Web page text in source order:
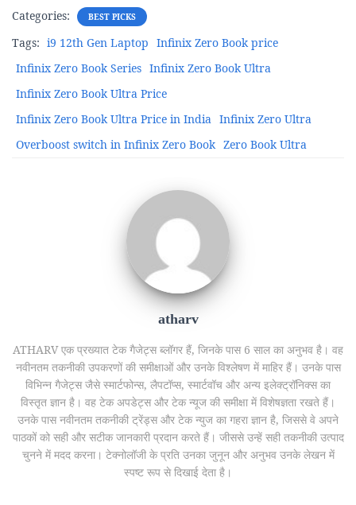
Categories: BEST PICKS
Tags: i9 12th Gen Laptop Infinix Zero Book price
Infinix Zero Book Series Infinix Zero Book Ultra
Infinix Zero Book Ultra Price
Infinix Zero Book Ultra Price in India Infinix Zero Ultra
Overboost switch in Infinix Zero Book Zero Book Ultra
atharv
ATHARV एक प्रख्यात टेक गैजेट्स ब्लॉगर हैं, जिनके पास 6 साल का अनुभव है। वह
नवीनतम तकनीकी उपकरणों की समीक्षाओं और उनके विश्लेषण में माहिर हैं। उनके पास
विभिन्न गैजेट्स जैसे स्मार्टफोन्स, लैपटॉप्स, स्मार्टवॉच और अन्य इलेक्ट्रॉनिक्स का
विस्तृत ज्ञान है। वह टेक अपडेट्स और टेक न्यूज की समीक्षा में विशेषज्ञता रखते हैं।
उनके पास नवीनतम तकनीकी ट्रेंड्स और टेक न्युज का गहरा ज्ञान है, जिससे वे अपने
पाठकों को सही और सटीक जानकारी प्रदान करते हैं। जीससे उन्हें सही तकनीकी उत्पाद
चुनने में मदद करना। टेक्नोलॉजी के प्रति उनका जुनून और अनुभव उनके लेखन में
स्पष्ट रूप से दिखाई देता है।